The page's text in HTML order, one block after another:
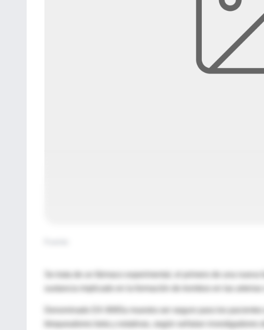
Se trata de un fármaco experimental, el primero de una
Denominado DX-9065a muestra ser seguro para los
bloqueadores beta y estatinas, según señalan investigadores